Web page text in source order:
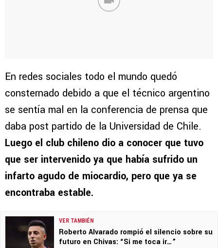
En redes sociales todo el mundo quedó
consternado debido a que el técnico argentino
se sentía mal en la conferencia de prensa que
daba post partido de la Universidad de Chile.
Luego el club chileno dio a conocer que tuvo
que ser intervenido ya que había sufrido un
infarto agudo de miocardio, pero que ya se
encontraba estable.
VER TAMBIÉN
Roberto Alvarado rompió el silencio sobre su
futuro en Chivas: “Si me toca ir…”